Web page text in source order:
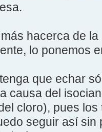
hacerca de
lo ponemos
que echar
causa del
cloro), pues
seguir así sin